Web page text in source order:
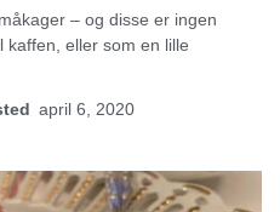
– og disse er ingen
eller som en lille
april 6, 2020